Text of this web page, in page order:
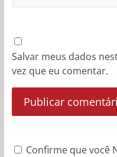
Salvar meus dados
vez que eu comentar.
Confirme que você